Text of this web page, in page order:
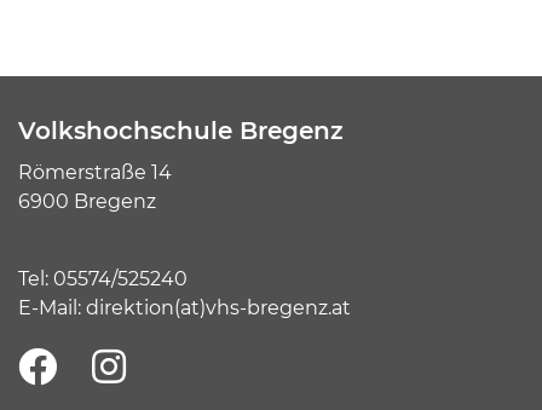
Volkshochschule Bregenz
Römerstraße 14
6900 Bregenz
Tel: 05574/525240
E-Mail: direktion(at)vhs-bregenz.at